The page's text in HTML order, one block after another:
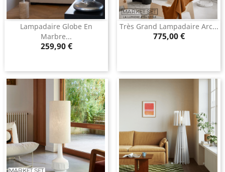
Lampadaire Globe En
Marbre...
Prix
259,90 €
Très Grand Lampadaire Arc...
Prix
775,00 €